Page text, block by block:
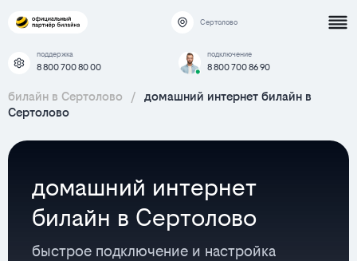
Сертолово
поддержка
8 800 700 80 00
подключение
8 800 700 86 90
билайн в Сертолово /
домашний интернет билайн в
Сертолово
домашний интернет
билайн в Сертолово
быстрое подключение и настройка